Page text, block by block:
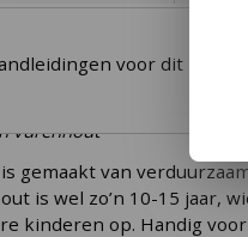
P6Sis één van de
vurenhout
gemaakt van
is wel zo’n 10-15 jaar,
kinderen op. Handig
voor dit